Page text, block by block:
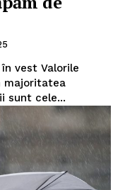
vest Valorile
majoritatea
sunt cele...